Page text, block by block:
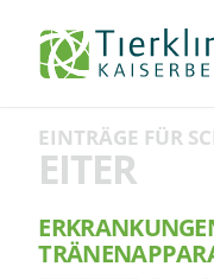
KLINIK
CHIRURGIE
AUGENHEILKUNDE
KARDIOLOGIE
BILDGEBUNG
INNERE MEDIZIN
WEITERE
AKTUELLES
LEXIKON
KONTAKT
EINTRÄGE FÜR
EITER